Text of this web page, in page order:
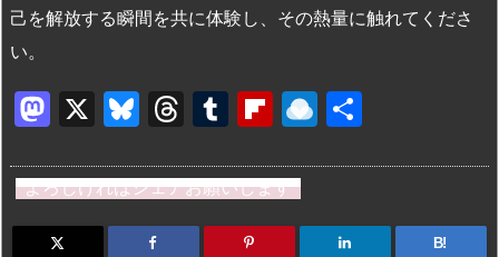
己を解放する瞬間を共に体験し、その熱量に触れてくださ
い。
M
st
o
X
Bl
e
s
T
e
a
T
m
bl
Fl
b
o
R
n
dr
よろしければシェアお願いします
B!